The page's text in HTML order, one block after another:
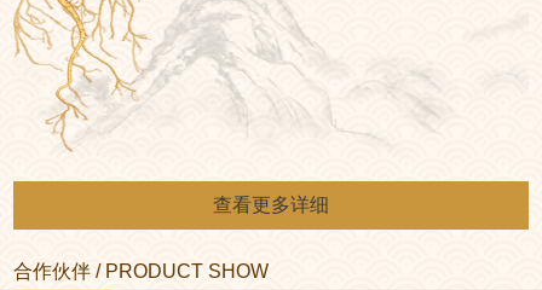
查看更多详细
合作伙伴 / PRODUCT SHOW